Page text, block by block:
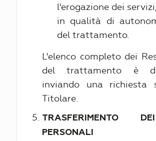
l'erogazione dei
in qualità di
del trattamento.
L'elenco completo dei
del trattamento è
inviando una richiesta
Titolare.
TRASFERIMENTO
PERSONALI